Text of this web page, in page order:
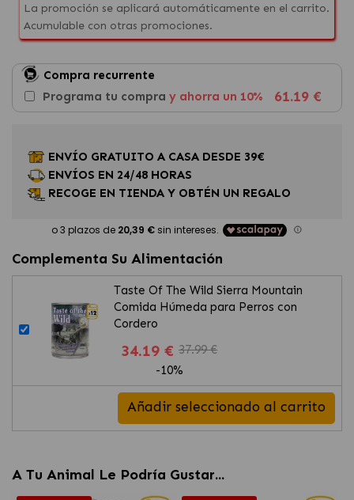
La promoción se aplicará automáticamente en el carrito.
Acumulable con otras promociones.
Compra recurrente
Programa tu compra y ahorra un 10% 61.19 €
ENVÍO GRATUITO A CASA DESDE 39€
ENVÍOS EN 24/48 HORAS
RECOGE EN TIENDA Y OBTÉN UN REGALO
Complementa Su Alimentación
Taste Of The Wild Sierra Mountain
Comida Húmeda para Perros con
Cordero
34.19 € 37.99 €
-10%
Añadir seleccionado al carrito
A Tu Animal Le Podría Gustar...